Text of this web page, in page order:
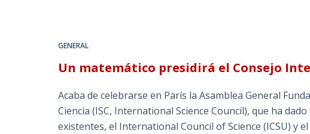
GENERAL
Un matemático presidirá el Consejo
Acaba de celebrarse en París la Asamblea General
Ciencia (ISC, International Science Council), que ha
existentes, el International Council of Science (ICSU) y